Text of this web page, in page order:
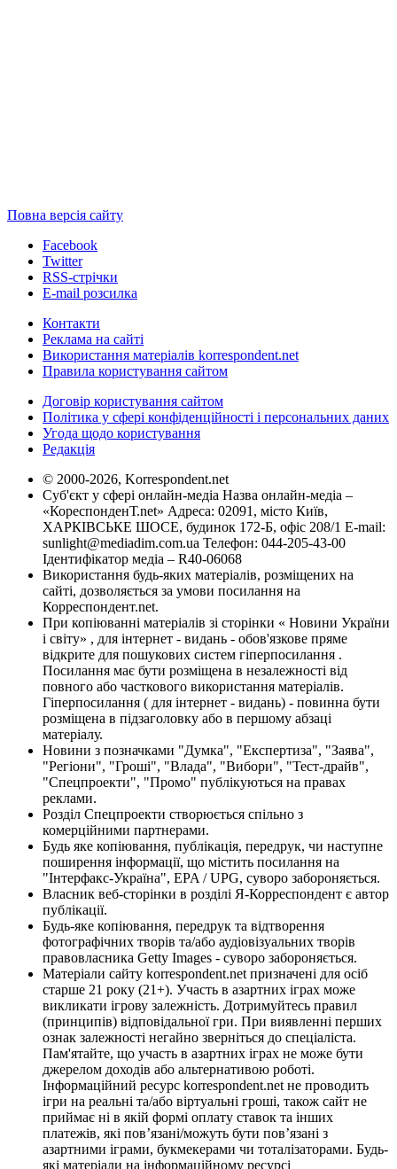
Повна версія сайту
Facebook
Twitter
RSS-стрічки
E-mail розсилка
Контакти
Реклама на сайті
Використання матеріалів korrespondent.net
Правила користування сайтом
Договір користування сайтом
Політика у сфері конфіденційності і персональних даних
Угода щодо користування
Редакція
© 2000-2026, Korrespondent.net
Суб'єкт у сфері онлайн-медіа Назва онлайн-медіа –
«КореспонденТ.net» Адреса: 02091, місто Київ,
ХАРКІВСЬКЕ ШОСЕ, будинок 172-Б, офіс 208/1 E-mail:
sunlight@mediadim.com.ua Телефон: 044-205-43-00
Ідентифікатор медіа – R40-06068
Використання будь-яких матеріалів, розміщених на
сайті, дозволяється за умови посилання на
Корреспондент.net.
При копіюванні матеріалів зі сторінки « Новини України
і світу» , для інтернет - видань - обов'язкове пряме
відкрите для пошукових систем гіперпосилання .
Посилання має бути розміщена в незалежності від
повного або часткового використання матеріалів.
Гіперпосилання ( для інтернет - видань) - повинна бути
розміщена в підзаголовку або в першому абзаці
матеріалу.
Новини з позначками "Думка", "Експертиза", "Заява",
"Регіони", "Гроші", "Влада", "Вибори", "Тест-драйв",
"Спецпроекти", "Промо" публікуються на правах
реклами.
Розділ Спецпроекти створюється спільно з
комерційними партнерами.
Будь яке копіювання, публікація, передрук, чи наступне
поширення інформації, що містить посилання на
"Інтерфакс-Україна", EPA / UPG, суворо забороняється.
Власник веб-сторінки в розділі Я-Корреспондент є автор
публікації.
Будь-яке копіювання, передрук та відтворення
фотографічних творів та/або аудіовізуальних творів
правовласника Getty Images - суворо забороняється.
Матеріали сайту korrespondent.net призначені для осіб
старше 21 року (21+). Участь в азартних іграх може
викликати ігрову залежність. Дотримуйтесь правил
(принципів) відповідальної гри. При виявленні перших
ознак залежності негайно зверніться до спеціаліста.
Пам'ятайте, що участь в азартних іграх не може бути
джерелом доходів або альтернативою роботі.
Інформаційний ресурс korrespondent.net не проводить
ігри на реальні та/або віртуальні гроші, також сайт не
приймає ні в якій формі оплату ставок та інших
платежів, які пов’язані/можуть бути пов’язані з
азартними іграми, букмекерами чи тоталізаторами. Будь-
які матеріали на інформаційному ресурсі